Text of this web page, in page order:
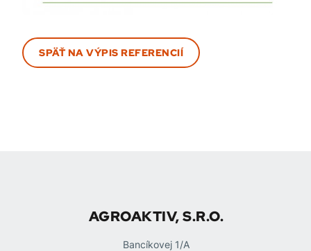
SPÄŤ NA VÝPIS REFERENCIÍ
AGROAKTIV, S.R.O.
Bancíkovej 1/A